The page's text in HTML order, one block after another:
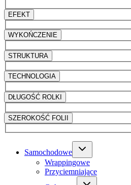
EFEKT
WYKOŃCZENIE
STRUKTURA
TECHNOLOGIA
DŁUGOŚĆ ROLKI
SZEROKOŚĆ FOLII
Samochodowe
Wrappingowe
Przyciemniające